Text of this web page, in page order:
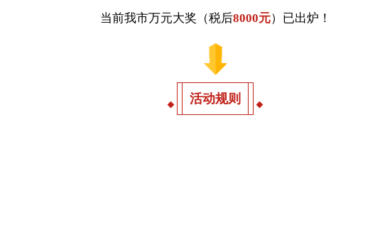
当前我市万元大奖（税后8000元）已出炉！
活动规则